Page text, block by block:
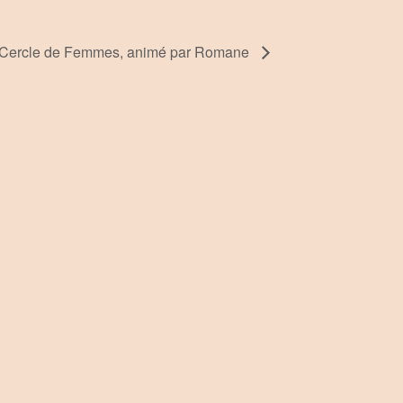
de Femmes, animé par Romane